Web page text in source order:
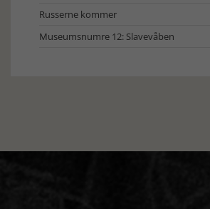
Russerne kommer
Museumsnumre 12: Slavevåben